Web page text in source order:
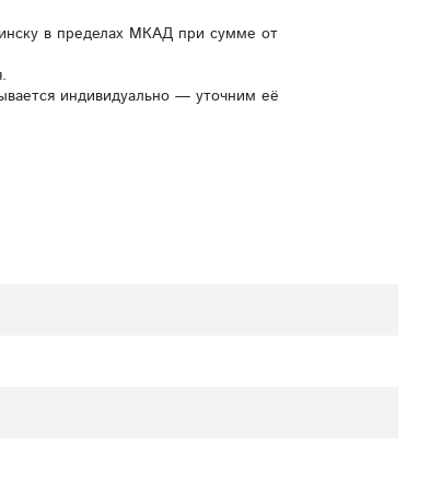
в пределах МКАД при сумме от
индивидуально — уточним её